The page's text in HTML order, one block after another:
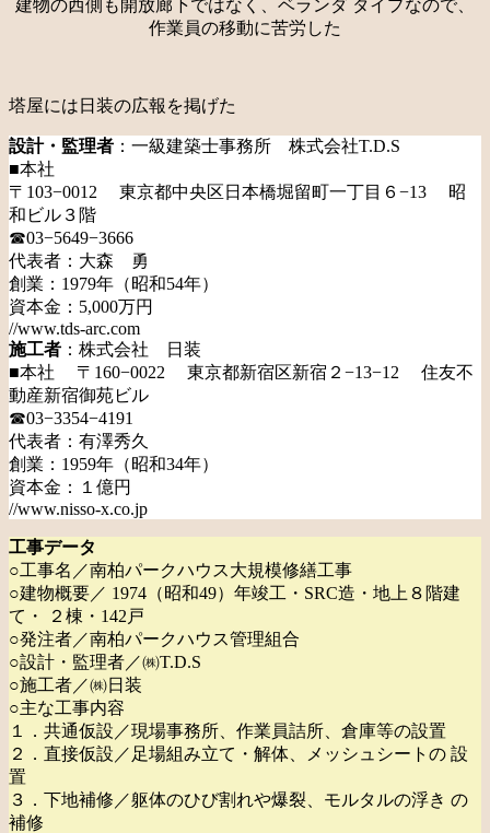
建物の西側も開放廊下ではなく、ベランダ タイプなので、
作業員の移動に苦労した
塔屋には日装の広報を掲げた
設計・監理者 ：一級建築士事務所 株式会社T.D.S
■本社
〒103−0012 東京都中央区日本橋堀留町一丁目６−13 昭
和ビル３階
☎03−5649−3666
代表者：大森 勇
創業：1979年（昭和54年）
資本金：5,000万円
//www.tds-arc.com
施工者 ：株式会社 日装
■本社 〒160−0022 東京都新宿区新宿２−13−12 住友不
動産新宿御苑ビル
☎03−3354−4191
代表者：有澤秀久
創業：1959年（昭和34年）
資本金：１億円
//www.nisso-x.co.jp
工事データ
○工事名／南柏パークハウス大規模修繕工事
○建物概要／ 1974（昭和49）年竣工・SRC造・地上８階建
て・ ２棟・142戸
○発注者／南柏パークハウス管理組合
○設計・監理者／㈱T.D.S
○施工者／㈱日装
○主な工事内容
１．共通仮設／現場事務所、作業員詰所、倉庫等の設置
２．直接仮設／足場組み立て・解体、メッシュシートの 設
置
３．下地補修／躯体のひび割れや爆裂、モルタルの浮き の
補修